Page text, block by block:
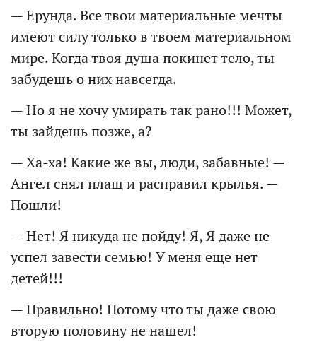
— Ерунда. Все твои материальные мечты
имеют силу только в твоем материальном
мире. Когда твоя душа покинет тело, ты
забудешь о них навсегда.
— Но я не хочу умирать так рано!!! Может,
ты зайдешь позже, а?
— Ха-ха! Какие же вы, люди, забавные! —
Ангел снял плащ и расправил крылья. —
Пошли!
— Нет! Я никуда не пойду! Я, Я даже не
успел завести семью! У меня еще нет
детей!!!
— Правильно! Потому что ты даже свою
вторую половину не нашел!